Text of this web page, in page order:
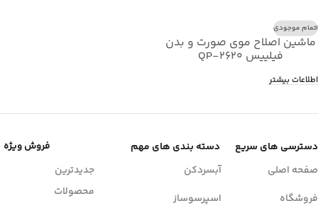
اتمام موجودی
ماشین اصلاح موی صورت و بدن
فیلیپس QP-2620
اطلاعات بیشتر
دسترسی های سریع دسته بندی های مهم
فروش ویژه
صفحه اصلی
فروشگاه
آبسردکن
اسپرسوساز
جدیدترین
محصولات